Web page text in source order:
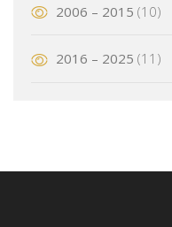
2006 – 2015 (10)
2016 – 2025 (11)